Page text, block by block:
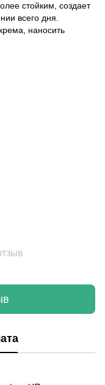
стойким, создает
всего дня.
наносить